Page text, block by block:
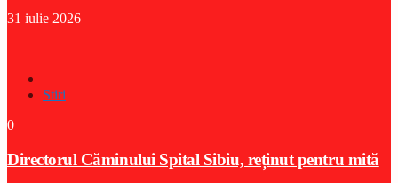
31 iulie 2026
Stiri
0
Directorul Căminului Spital Sibiu, reținut pentru mită